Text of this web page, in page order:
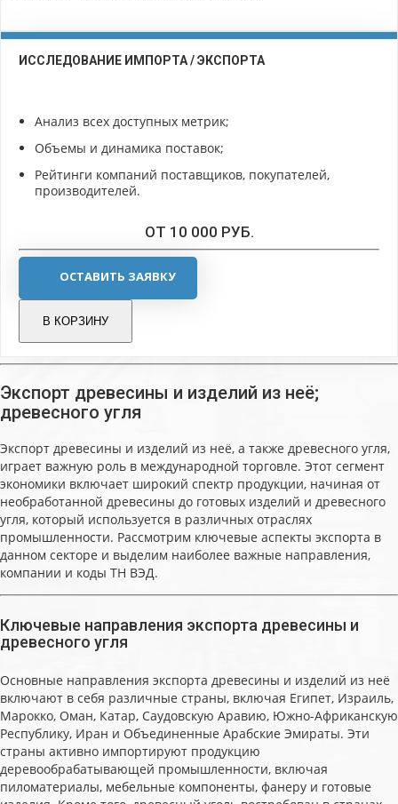
ИССЛЕДОВАНИЕ ИМПОРТА / ЭКСПОРТА
Анализ всех доступных метрик;
Объемы и динамика поставок;
Рейтинги компаний поставщиков, покупателей,
производителей.
ОТ 10 000 РУБ.
ОСТАВИТЬ ЗАЯВКУ
В КОРЗИНУ
Экспорт древесины и изделий из неё;
древесного угля
Экспорт древесины и изделий из неё, а также древесного угля,
играет важную роль в международной торговле. Этот сегмент
экономики включает широкий спектр продукции, начиная от
необработанной древесины до готовых изделий и древесного
угля, который используется в различных отраслях
промышленности. Рассмотрим ключевые аспекты экспорта в
данном секторе и выделим наиболее важные направления,
компании и коды ТН ВЭД.
Ключевые направления экспорта древесины и
древесного угля
Основные направления экспорта древесины и изделий из неё
включают в себя различные страны, включая Египет, Израиль,
Марокко, Оман, Катар, Саудовскую Аравию, Южно-Африканскую
Республику, Иран и Объединенные Арабские Эмираты. Эти
страны активно импортируют продукцию
деревообрабатывающей промышленности, включая
пиломатериалы, мебельные компоненты, фанеру и готовые